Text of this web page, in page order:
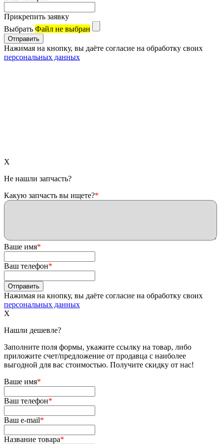
Прикрепить заявку
Выбрать Файл не выбран
Нажимая на кнопку, вы даёте согласие на обработку своих
персональных данных
X
Не нашли запчасть?
Какую запчасть вы ищете?*
Ваше имя*
Ваш телефон*
Нажимая на кнопку, вы даёте согласие на обработку своих
персональных данных
X
Нашли дешевле?
Заполните поля формы, укажите ссылку на товар, либо
приложите счет/предложение от продавца с наиболее
выгодной для вас стоимостью. Получите скидку от нас!
Ваше имя*
Ваш телефон*
Ваш e-mail*
Название товара*